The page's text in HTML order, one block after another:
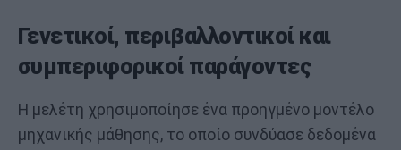
Γενετικοί, περιβαλλοντικοί και
συμπεριφορικοί παράγοντες
Η μελέτη χρησιμοποίησε ένα προηγμένο μοντέλο
μηχανικής μάθησης, το οποίο συνδύασε δεδομένα